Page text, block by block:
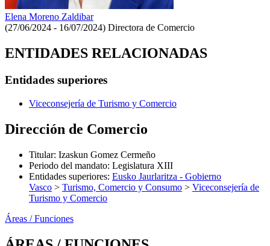
Elena Moreno Zaldibar
(27/06/2024 - 16/07/2024) Directora de Comercio
ENTIDADES RELACIONADAS
Entidades superiores
Viceconsejería de Turismo y Comercio
Dirección de Comercio
Titular: Izaskun Gomez Cermeño
Periodo del mandato: Legislatura XIII
Entidades superiores: Eusko Jaurlaritza - Gobierno
Vasco > Turismo, Comercio y Consumo > Viceconsejería de
Turismo y Comercio
Áreas / Funciones